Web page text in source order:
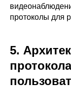
протоколы для
5.